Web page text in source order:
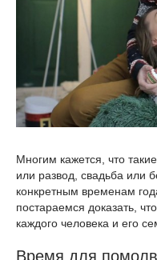
Многим кажется, что
или развод, свадьба или
конкретным временам
постараемся доказать,
каждого человека и его
Время для